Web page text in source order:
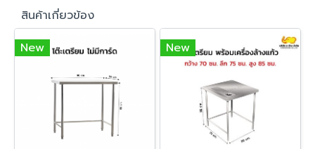
สินค้าเกี่ยวข้อง
New
New